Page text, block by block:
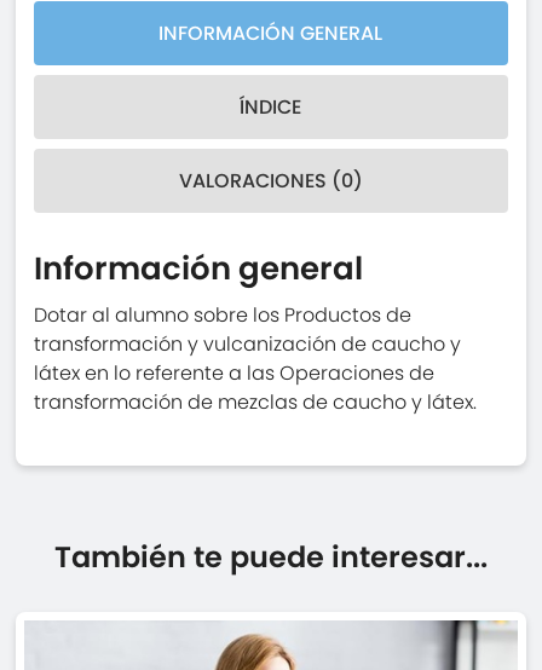
INFORMACIÓN GENERAL
ÍNDICE
VALORACIONES (0)
Información general
Dotar al alumno sobre los Productos de
transformación y vulcanización de caucho y
látex en lo referente a las Operaciones de
transformación de mezclas de caucho y látex.
También te puede interesar...